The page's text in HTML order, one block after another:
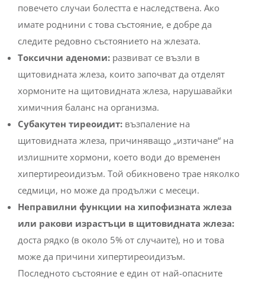
повечето случаи болестта е наследствена. Ако
имате роднини с това състояние, е добре да
следите редовно състоянието на жлезата.
Токсични аденоми: развиват се възли в
щитовидната жлеза, които започват да отделят
хормоните на щитовидната жлеза, нарушавайки
химичния баланс на организма.
Субакутен тиреоидит: възпаление на
щитовидната жлеза, причиняващо „изтичане“ на
излишните хормони, което води до временен
хипертиреоидизъм. Той обикновено трае няколко
седмици, но може да продължи с месеци.
Неправилни функции на хипофизната жлеза
или ракови израстъци в щитовидната жлеза:
доста рядко (в около 5% от случаите), но и това
може да причини хипертиреоидизъм.
Последното състояние е един от най-опасните